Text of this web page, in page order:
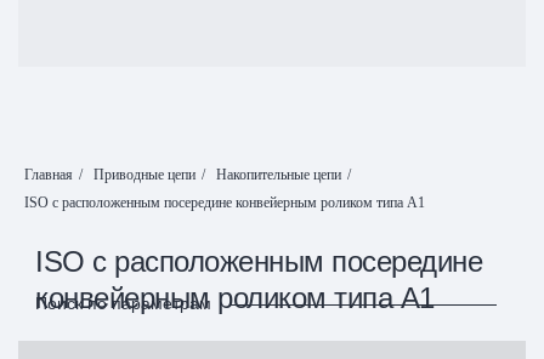
Главная / Приводные цепи / Накопительные цепи /
ISO с расположенным посередине конвейерным роликом типа А1
ISO с расположенным посередине
конвейерным роликом типа А1
Поиск по параметрам